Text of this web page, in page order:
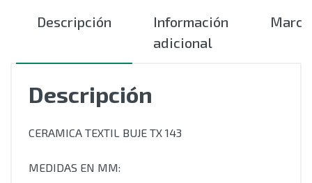
Descripción
Información
adicional
Marca
Descripción
CERAMICA TEXTIL BUJE TX 143
MEDIDAS EN MM: